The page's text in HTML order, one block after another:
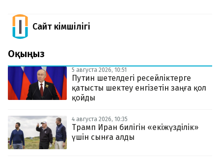
Сайт Әкімшілігі
Оқыңыз
5 августа 2026, 10:51
Путин шетелдегі ресейліктерге
қатысты шектеу енгізетін заңға қол
қойды
4 августа 2026, 10:35
Трамп Иран билігін «екіжүзділік»
үшін сынға алды